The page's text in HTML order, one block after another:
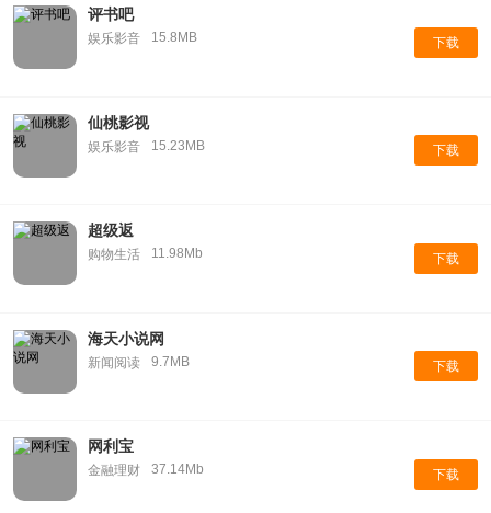
评书吧
娱乐影音 15.8MB 下载
仙桃影视
娱乐影音 15.23MB 下载
超级返
购物生活 11.98Mb 下载
海天小说网
新闻阅读 9.7MB 下载
网利宝
金融理财 37.14Mb 下载